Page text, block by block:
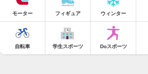
モーター フィギュア ウィンター
自転車 学生スポーツ Doスポーツ